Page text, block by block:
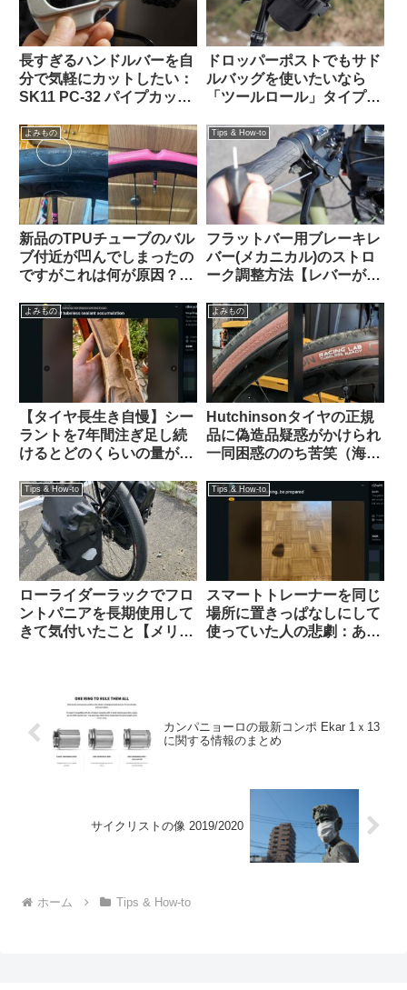
長すぎるハンドルバーを自
分で気軽にカットしたい：
SK11 PC-32 パイプカッタ
カスタム】
ドロッパーポストでもサド
ルバッグを使いたいなら
「ツールロール」タイプも
よみもの
新品のTPUチューブのバル
ブ付近が凹んでしまったの
ですがこれは何が原因？
Tips & How-to
フラットバー用ブレーキレ
バー(メカニカル)のストロ
ーク調整方法【レバーが遠
よみもの
【タイヤ長生き自慢】シー
ラントを7年間注ぎ足し続
けるとどのくらいの量が溜
ら）
よみもの
Hutchinsonタイヤの正規
品に偽造品疑惑がかけられ
一同困惑ののち苦笑（海外
Tips & How-to
ローライダーラックでフロ
ントパニアを長期使用して
きて気付いたこと【メリッ
Tips & How-to
スマートトレーナーを同じ
場所に置きっぱなしにして
使っていた人の悲劇：あな
カンパニョーロの最新コンポ Ekar 1ｘ13
に関する情報のまとめ
サイクリストの像 2019/2020
ホーム Tips & How-to